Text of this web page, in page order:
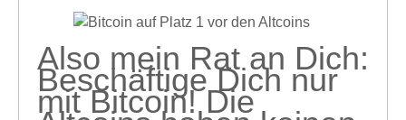
Also mein Rat an Dich:
Beschäftige Dich nur
mit Bitcoin! Die